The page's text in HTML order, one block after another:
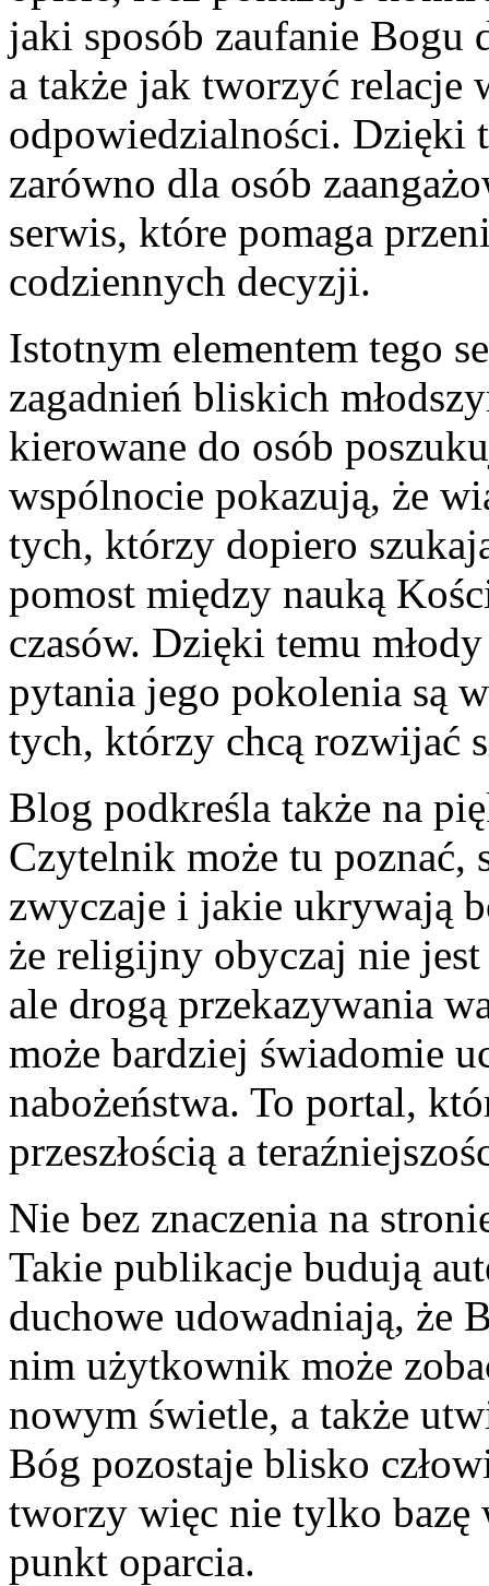
jaki sposób zaufanie Bogu
a także jak tworzyć relacje
odpowiedzialności. Dzięki
zarówno dla osób
serwis, które pomaga
codziennych decyzji.
Istotnym elementem tego
zagadnień bliskich
kierowane do osób
wspólnocie pokazują, że
tych, którzy dopiero
pomost między nauką
czasów. Dzięki temu
pytania jego pokolenia są
tych, którzy chcą rozwijać
Blog podkreśla także na
Czytelnik może tu poznać,
zwyczaje i jakie ukrywają
że religijny obyczaj nie
ale drogą przekazywania
może bardziej świadomie
nabożeństwa. To portal,
przeszłością a
Nie bez znaczenia na
Takie publikacje budują
duchowe udowadniają, że
nim użytkownik może
nowym świetle, a także
Bóg pozostaje blisko
tworzy więc nie tylko bazę
punkt oparcia.